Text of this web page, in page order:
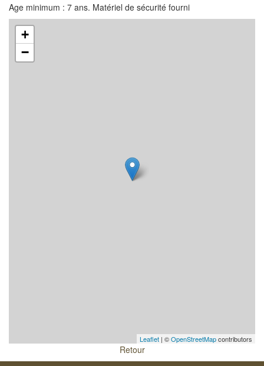
Age minimum : 7 ans. Matériel de sécurité fourni
+
−
Leaflet | ©OpenStreetMapcontributors
Retour